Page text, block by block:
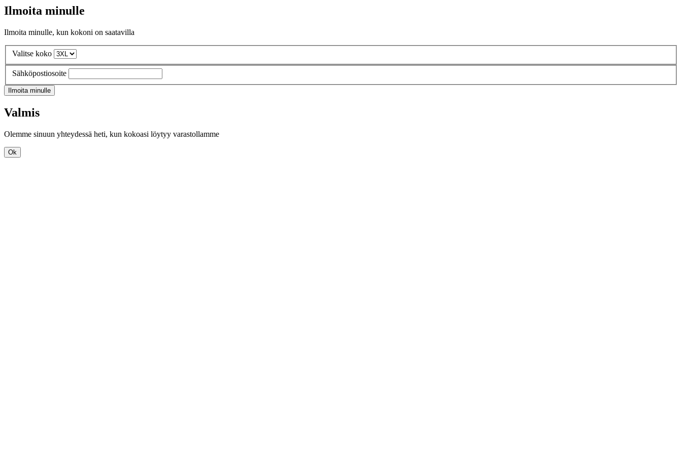
Ilmoita minulle
Ilmoita minulle, kun kokoni on saatavilla
Valitse koko
Sähköpostiosoite
Ilmoita minulle
Valmis
Olemme sinuun yhteydessä heti, kun kokoasi löytyy varastollamme
Ok